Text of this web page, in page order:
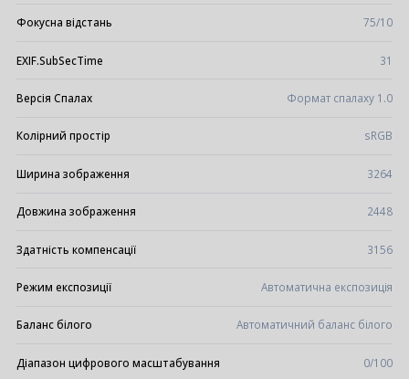
Фокусна відстань 75/10
EXIF.SubSecTime 31
Версія Спалах Формат спалаху 1.0
Колірний простір sRGB
Ширина зображення 3264
Довжина зображення 2448
Здатність компенсації 3156
Режим експозиції Автоматична експозиція
Баланс білого Автоматичний баланс білого
Діапазон цифрового масштабування 0/100